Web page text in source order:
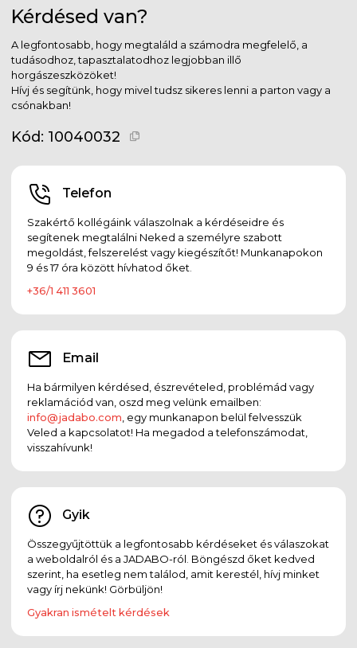
Kérdésed van?
A legfontosabb, hogy megtaláld a számodra megfelelő, a
tudásodhoz, tapasztalatodhoz legjobban illő
horgászeszközöket!
Hívj és segítünk, hogy mivel tudsz sikeres lenni a parton vagy a
csónakban!
Kód: 10040032
Telefon
Szakértő kollégáink válaszolnak a kérdéseidre és
segítenek megtalálni Neked a személyre szabott
megoldást, felszerelést vagy kiegészítőt! Munkanapokon
9 és 17 óra között hívhatod őket.
+36/1 411 3601
Email
Ha bármilyen kérdésed, észrevételed, problémád vagy
reklamációd van, oszd meg velünk emailben:
info@jadabo.com , egy munkanapon belül felvesszük
Veled a kapcsolatot! Ha megadod a telefonszámodat,
visszahívunk!
Gyik
Összegyűjtöttük a legfontosabb kérdéseket és válaszokat
a weboldalról és a JADABO-ról. Böngészd őket kedved
szerint, ha esetleg nem találod, amit kerestél, hívj minket
vagy írj nekünk! Görbüljön!
Gyakran ismételt kérdések